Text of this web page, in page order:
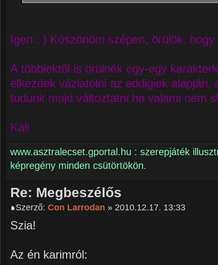
Igen : ) Köszönöm szépen, örülök,
A többiektől is örülnék egy-egy
elkezdek vázlatolni az eddigiek alapján,
tudunk majd változtatni ha valami nem
Kali
www.asztralecset.gportal.hu : szerepjáték
képregény minden csütörtökön.
Re: Megbeszélős
Szerző: Con Larrodan » 2010.12.17. 13:33
Szia!
Az én karimról: